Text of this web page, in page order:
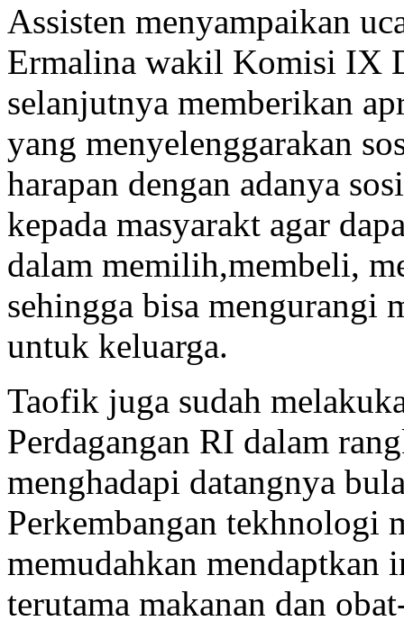
Assisten menyampaikan
Ermalina wakil Komisi IX
selanjutnya memberikan
yang menyelenggarakan
harapan dengan adanya
kepada masyarakt agar
dalam memilih,membeli,
sehingga bisa mengurangi
untuk keluarga.
Taofik juga sudah
Perdagangan RI dalam
menghadapi datangnya
Perkembangan tekhnologi
memudahkan mendaptkan
terutama makanan dan